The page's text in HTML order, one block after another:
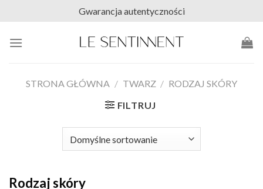
content
Gwarancja autentyczności
STRONA GŁÓWNA / TWARZ / RODZAJ SKÓRY
FILTRUJ
Rodzaj skóry